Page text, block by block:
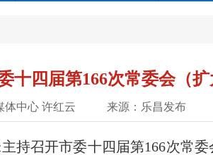
十四届第166次常委会（
体中心 许红云 来源：乐昌发布
召开市委十四届第166次常委